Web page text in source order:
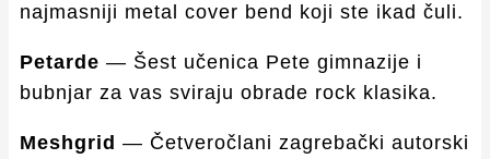
najmasniji metal cover bend koji ste ikad čuli.
Petarde — Šest učenica Pete gimnazije i
bubnjar za vas sviraju obrade rock klasika.
Meshgrid — Četveročlani zagrebački autorski